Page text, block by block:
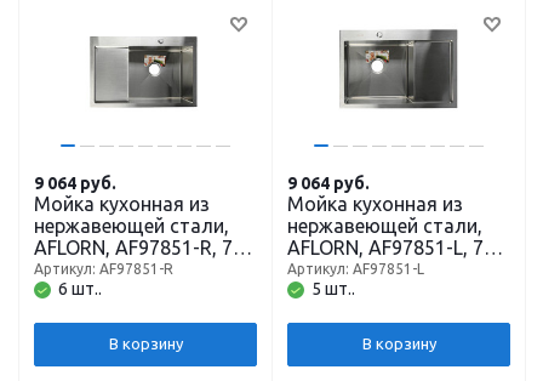
Мойка кухонная из
нержавеющей стали,
AFLORN, AF97851-R, 780
x 510 мм, врезная,
правая, толщина 3,0
6 шт..
Артикул: AF97851-R
9 064 руб.
В корзину
Мойка кухонная из
нержавеющей стали,
AFLORN, AF97851-L, 780
x 510 мм, врезная,
левая, толщина 3,0 мм,
5 шт..
Артикул: AF97851-L
9 064 руб.
В корзину